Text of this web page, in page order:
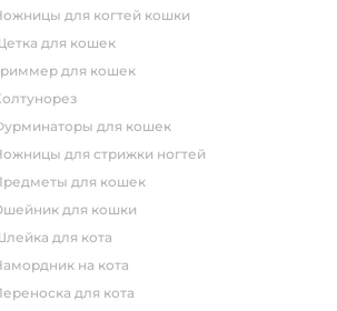
ножницы для когтей кошки
щетка для кошек
триммер для кошек
колтунорез
фурминаторы для кошек
ножницы для стрижки ногтей
предметы для кошек
ошейник для кошки
шлейка для кота
намордник на кота
переноска для кота